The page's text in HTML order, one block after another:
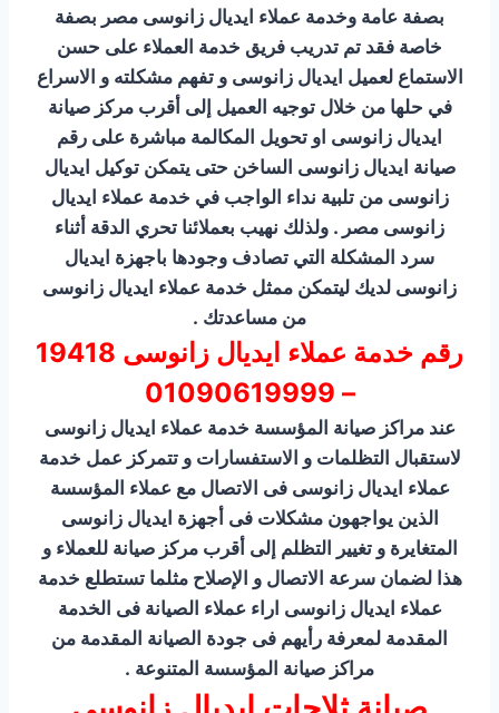
بصفة عامة وخدمة عملاء ايديال زانوسى مصر بصفة
خاصة فقد تم تدريب فريق خدمة العملاء على حسن
الاستماع لعميل ايديال زانوسى و تفهم مشكلته و الاسراع
في حلها من خلال توجيه العميل إلى أقرب مركز صيانة
ايديال زانوسى او تحويل المكالمة مباشرة على رقم
صيانة ايديال زانوسى الساخن حتى يتمكن توكيل ايديال
زانوسى من تلبية نداء الواجب في خدمة عملاء ايديال
زانوسى مصر . ولذلك نهيب بعملائنا تحري الدقة أثناء
سرد المشكلة التي تصادف وجودها باجهزة ايديال
زانوسى لديك ليتمكن ممثل خدمة عملاء ايديال زانوسى
من مساعدتك .
رقم خدمة عملاء ايديال زانوسى 19418
– 01090619999
عند مراكز صيانة المؤسسة خدمة عملاء ايديال زانوسى
لاستقبال التظلمات و الاستفسارات و تتمركز عمل خدمة
عملاء ايديال زانوسى فى الاتصال مع عملاء المؤسسة
الذين يواجهون مشكلات فى أجهزة ايديال زانوسى
المتغايرة و تغيير التظلم إلى أقرب مركز صيانة للعملاء و
هذا لضمان سرعة الاتصال و الإصلاح مثلما تستطلع خدمة
عملاء ايديال زانوسى اراء عملاء الصيانة فى الخدمة
المقدمة لمعرفة رأيهم فى جودة الصيانة المقدمة من
مراكز صيانة المؤسسة المتنوعة .